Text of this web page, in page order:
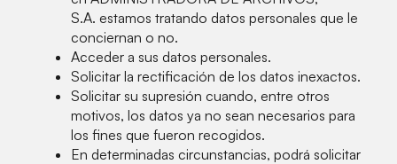
S.A. estamos tratando datos personales que le
conciernan o no.
Acceder a sus datos personales.
Solicitar la rectificación de los datos inexactos.
Solicitar su supresión cuando, entre otros
motivos, los datos ya no sean necesarios para
los fines que fueron recogidos.
En determinadas circunstancias, podrá solicitar